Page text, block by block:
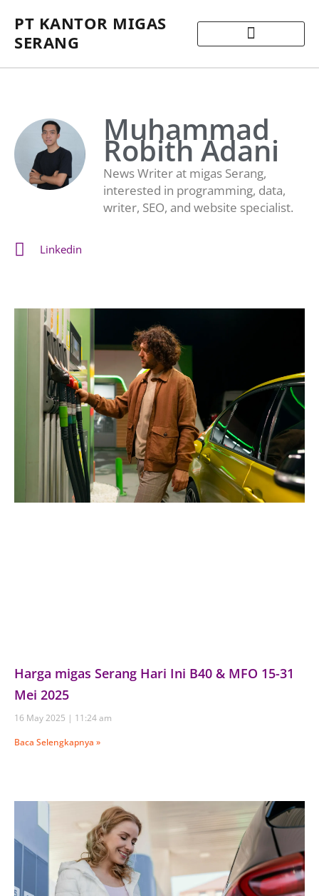
PT KANTOR MIGAS
SERANG
Muhammad
Robith Adani
News Writer at migas Serang,
interested in programming, data,
writer, SEO, and website specialist.
Linkedin
Harga migas Serang Hari Ini B40 & MFO 15-31
Mei 2025
16 May 2025
11:24 am
Baca Selengkapnya »